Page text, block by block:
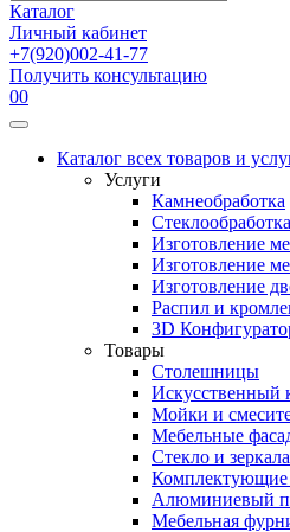
Каталог
Личный кабинет
+7(920)002-41-77
Получить консультацию
00
Каталог всех товаров и
Услуги
Камнеобработка
Стеклообработка
Изготовление
Изготовление
Изготовление
Распил и
3D
Товары
Столешницы
Искусственный
Мойки и
Мебельные
Стекло и зеркала
Комплектующие
Алюминиевый
Мебельная